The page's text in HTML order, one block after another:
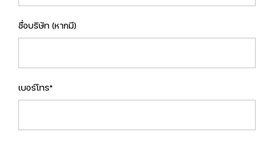
ชื่อบริษัท (หากมี)
เบอร์โทร*